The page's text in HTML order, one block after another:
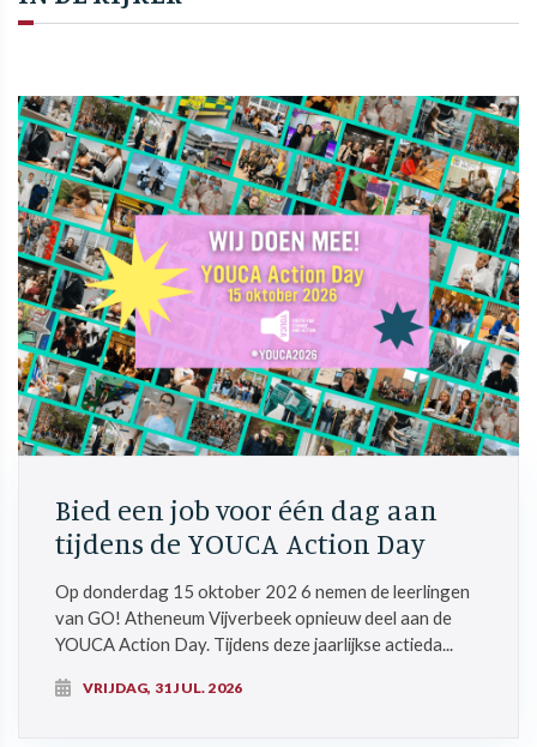
Bied een job voor één dag aan
tijdens de YOUCA Action Day
Op donderdag 15 oktober 202 6 nemen de leerlingen
van GO! Atheneum Vijverbeek opnieuw deel aan de
YOUCA Action Day. Tijdens deze jaarlijkse actieda...
VRIJDAG, 31 JUL. 2026